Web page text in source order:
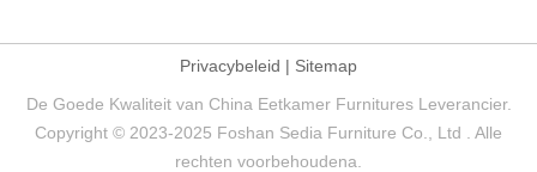
Privacybeleid | Sitemap
De Goede Kwaliteit van China Eetkamer Furnitures Leverancier.
Copyright © 2023-2025 Foshan Sedia Furniture Co., Ltd . Alle
rechten voorbehoudena.